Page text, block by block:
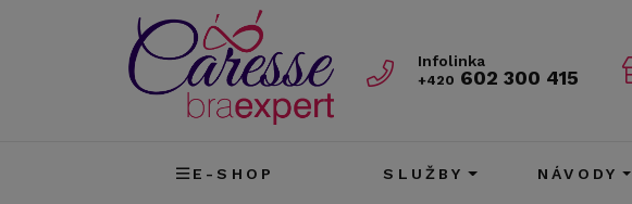
Infolinka
+420 602 300 415
E-SHOP SLUŽBY NÁVODY